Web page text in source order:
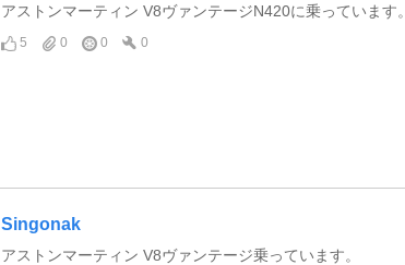
アストンマーティン V8ヴァンテージN420に乗っています。
5 0 0 0
Singonak
アストンマーティン V8ヴァンテージ乗っています。